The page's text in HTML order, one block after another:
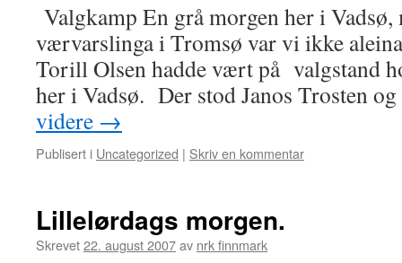
Valgkamp En grå morgen her i Vadsø,
værvarslinga i Tromsø var vi ikke
Torill Olsen hadde vært på valgstand
her i Vadsø. Der stod Janos Trosten
videre →
Publisert i Uncategorized | Skriv en kommentar
Lillelørdags morgen.
Skrevet22. august 2007av nrk finnmark